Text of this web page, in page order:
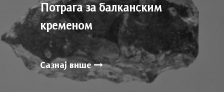
Потрага за балканским
кременом
Сазнај више